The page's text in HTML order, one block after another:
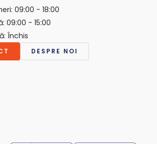
09:00 - 18:00
09:00 - 15:00
Închis
DESPRE NOI